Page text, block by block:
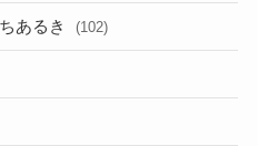
あるき (102)